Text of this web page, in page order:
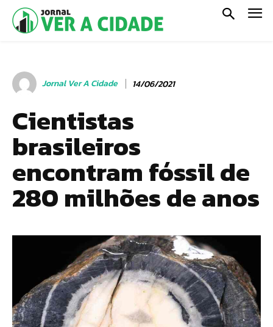
Jornal Ver A Cidade 14/06/2021
Cientistas
brasileiros
encontram fóssil de
280 milhões de anos